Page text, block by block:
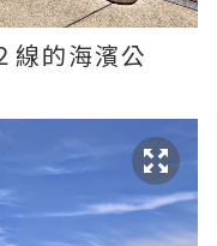
線的海濱公